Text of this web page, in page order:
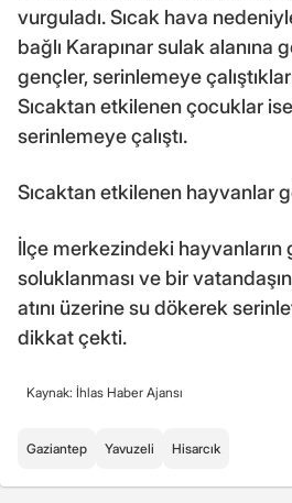
vurguladı. Sıcak hava
bağlı Karapınar sulak alanına
gençler, serinlemeye
Sıcaktan etkilenen çocuklar
serinlemeye çalıştı.
Sıcaktan etkilenen hayvanlar
İlçe merkezindeki
soluklanması ve bir
atını üzerine su dökerek
dikkat çekti.
Kaynak: İhlas Haber Ajansı
Gaziantep Yavuzeli Hisarcık